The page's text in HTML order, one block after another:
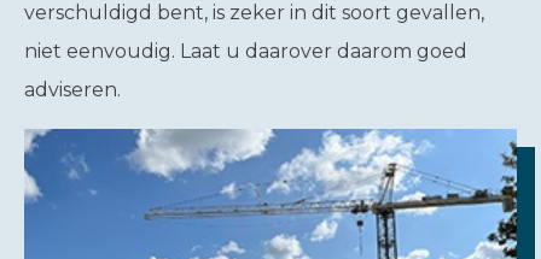
verschuldigd bent, is zeker in dit soort gevallen,
niet eenvoudig. Laat u daarover daarom goed
adviseren.